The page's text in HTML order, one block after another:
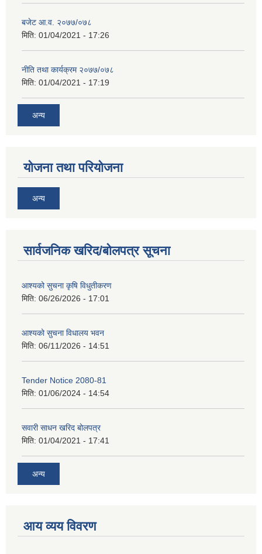
बजेट आ.व. २०७७/०७८
मिति: 01/04/2021 - 17:26
नीति तथा कार्यक्रम २०७७/०७८
मिति: 01/04/2021 - 17:19
अन्य
योजना तथा परियोजना
अन्य
सार्वजनिक खरिद/बोलपत्र सूचना
आश्यको सुचना कृषि विधुतीकरण
मिति: 06/26/2026 - 17:01
आश्यको सुचना विधालय भवन
मिति: 06/11/2026 - 14:51
Tender Notice 2080-81
मिति: 01/06/2024 - 14:54
सवारी साधन खरिद बोलपत्र
मिति: 01/04/2021 - 17:41
अन्य
आय व्यय विवरण